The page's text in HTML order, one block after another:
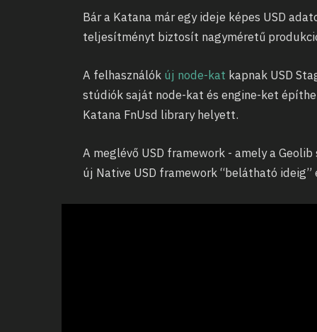
Bár a Katana már egy ideje képes USD
teljesítményt biztosít nagyméretű
A felhasználók új node-kat kapnak USD
stúdiók saját node-kat és engine-ket
Katana FnUsd library helyett.
A meglévő USD framework - amely a
új Native USD framework “belátható